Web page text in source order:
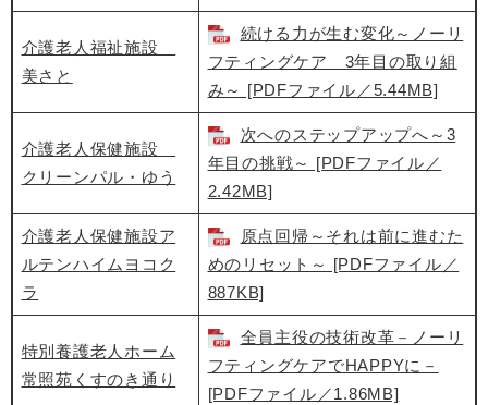
介護老人福祉施設
美さと
続ける力が生む変化～ノーリ
フティングケア 3年目の取り組
み～ [PDFファイル／5.44MB]
介護老人保健施設
クリーンパル・ゆう
次へのステップアップへ～3
年目の挑戦～ [PDFファイル／
2.42MB]
介護老人保健施設ア
ルテンハイムヨコク
ラ
原点回帰～それは前に進むた
めのリセット～ [PDFファイル／
887KB]
特別養護老人ホーム
常照苑くすのき通り
全員主役の技術改革－ノーリ
フティングケアでHAPPYに－
[PDFファイル／1.86MB]